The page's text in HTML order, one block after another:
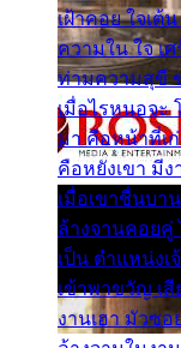
เฝ้าคอย ใจเต้
ความใน ใจ เ
ท่ามความสุขี
เมื่อไรหนอจะ
มา คือหน้าที่เ
คือหยังเขา มี
เมื่อเขาชื่นบา
ล้างจานคอยคู่
เป็น ตำแหน่ง
เข้าพาขวัญ เ
งานเฮา มัวซ